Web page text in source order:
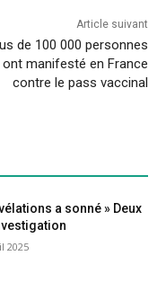
Article suivant
de 100 000 personnes
ont manifesté en France
contre le pass vaccinal
a sonné » Deux
2025